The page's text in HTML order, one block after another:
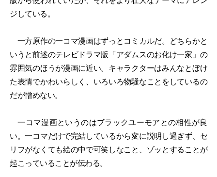
ジしている。
一方原作の一コマ漫画はずっとコミカルだ。どちらかと
いうと前述のテレビドラマ版「アダムスのお化け一家」の
雰囲気のほうが漫画に近い。キャラクターはみんなとぼけ
た表情でかわいらしく、いろいろ物騒なことをしているの
だが憎めない。
一コマ漫画というのはブラックユーモアとの相性が良
い。一コマだけで完結しているから変に説明し過ぎず、セ
リフがなくても絵の中で可笑しなこと、ゾッとすることが
起こっていることが伝わる。